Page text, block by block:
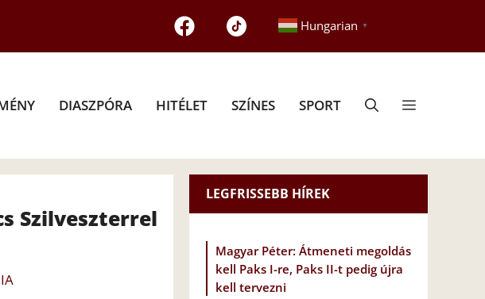
Hungarian ▼
DIASZPÓRA HITÉLET SZÍNES SPORT
Szilveszterrel
LEGFRISSEBB HÍREK
Magyar Péter: Átmeneti megoldás
kell Paks I-re, Paks II-t pedig újra
kell tervezni